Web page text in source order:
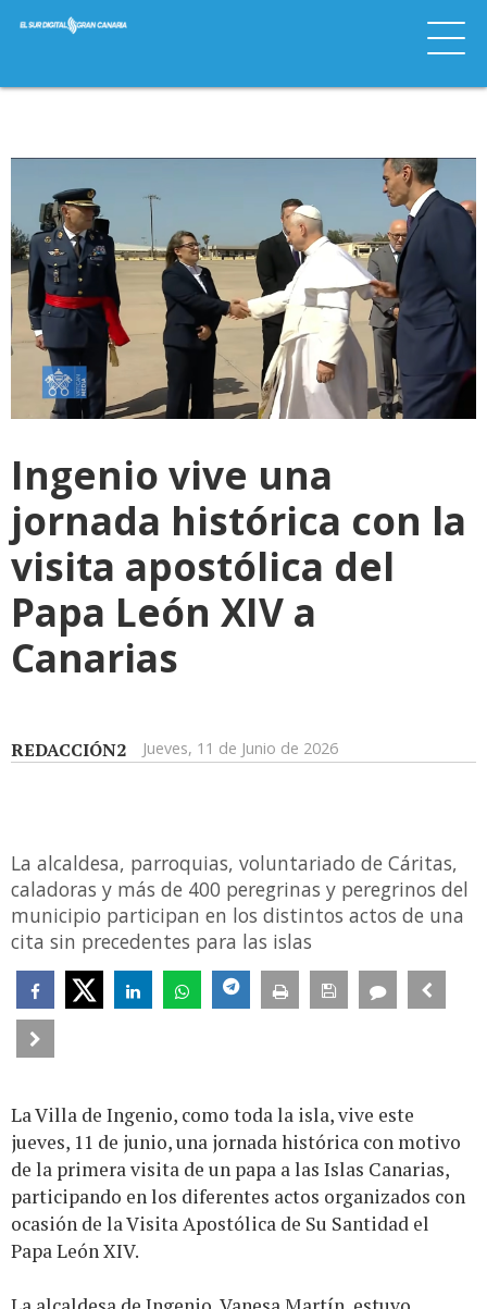
Ingenio vive una
jornada histórica con la
visita apostólica del
Papa León XIV a
Canarias
REDACCIÓN2 Jueves, 11 de Junio de 2026
La alcaldesa, parroquias, voluntariado de Cáritas,
caladoras y más de 400 peregrinas y peregrinos del
municipio participan en los distintos actos de una
cita sin precedentes para las islas
La Villa de Ingenio, como toda la isla, vive este
jueves, 11 de junio, una jornada histórica con motivo
de la primera visita de un papa a las Islas Canarias,
participando en los diferentes actos organizados con
ocasión de la Visita Apostólica de Su Santidad el
Papa León XIV.